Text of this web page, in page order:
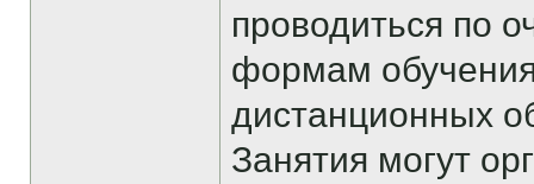
проводиться по
формам
дистанционных
Занятия могут